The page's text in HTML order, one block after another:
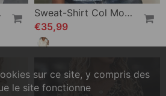
Sweat-Shirt Col Montant Tendance
€35,99
sur ce site, y compris des
le site fonctionne